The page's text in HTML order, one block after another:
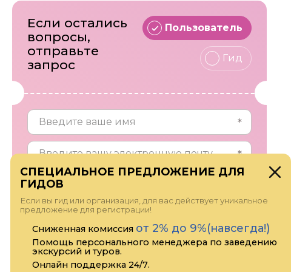
Если остались
вопросы,
отправьте
запрос
Пользователь
Гид
Прикрепить файл
СПЕЦИАЛЬНОЕ ПРЕДЛОЖЕНИЕ ДЛЯ
ГИДОВ
Если вы гид или организация, для вас действует уникальное
предложение для регистрации!
Сниженная комиссия от 2% до 9%(навсегда!)
Помощь персонального менеджера по заведению
экскурсий и туров.
Онлайн поддержка 24/7.